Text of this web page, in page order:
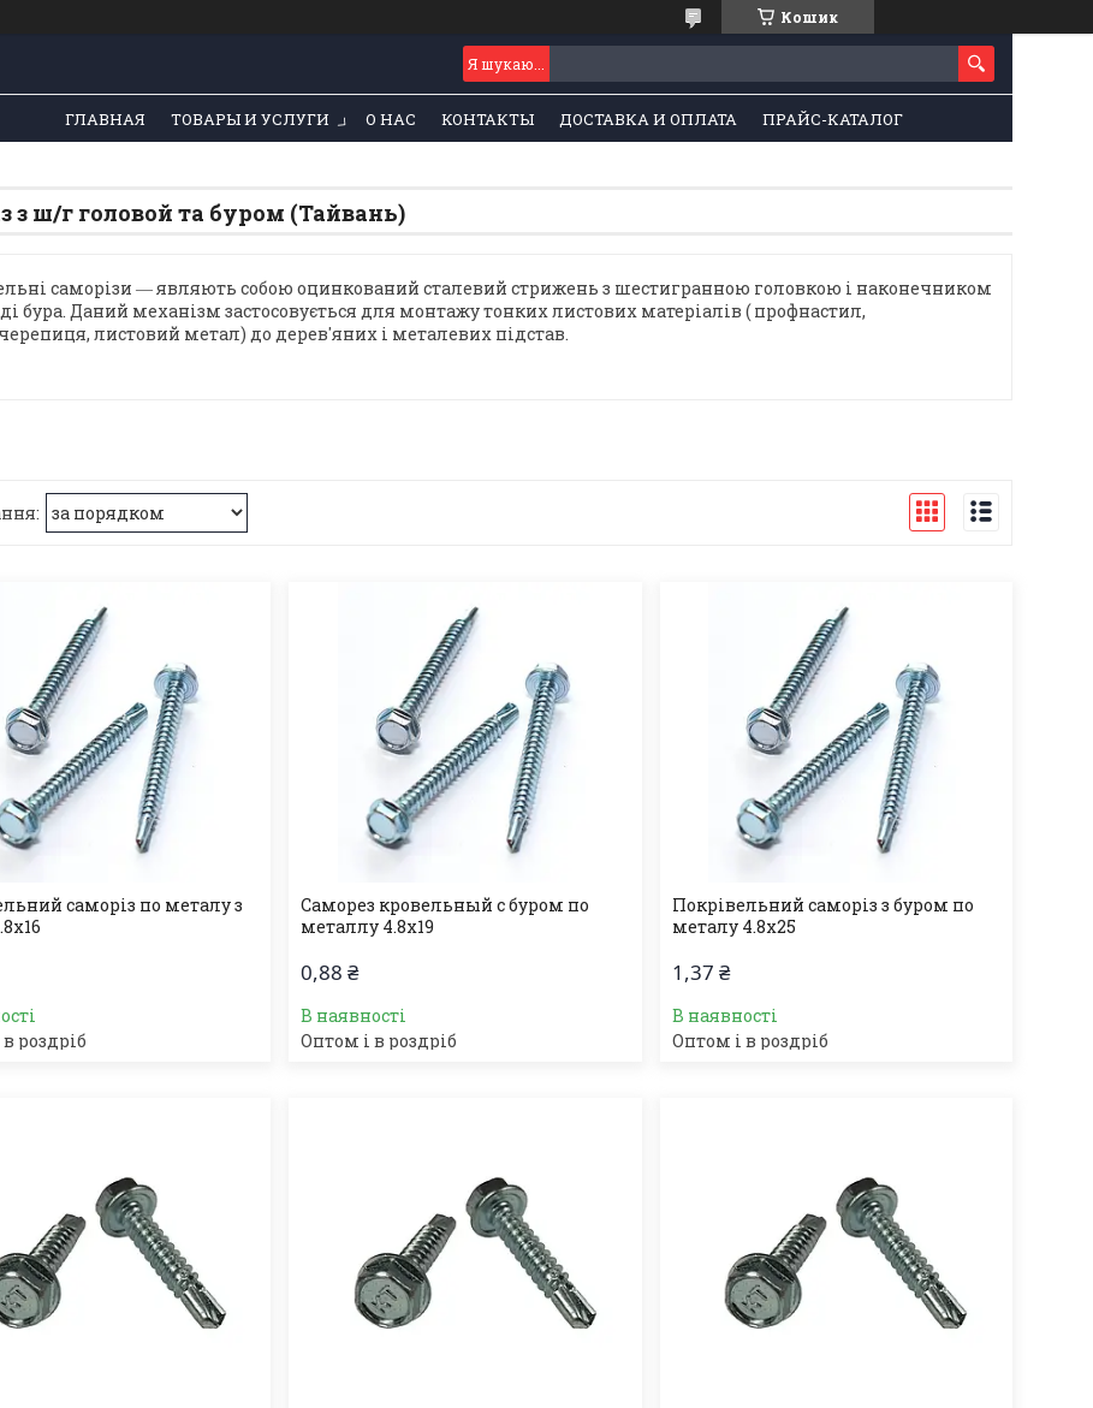
Кошик
ГЛАВНАЯ ТОВАРЫ И УСЛУГИ О НАС КОНТАКТЫ ДОСТАВКА И ОПЛАТА ПРАЙС-КАТАЛОГ
з ш/г головой та буром (Тайвань)
саморізи ― являють собою оцинкований сталевий стрижень з шестигранною головкою і наконечником
бура. Даний механізм застосовується для монтажу тонких листових матеріалів ( профнастил,
листовий метал) до дерев'яних і металевих підстав.
саморіз по металу з
роздріб
Саморез кровельный с буром по
металлу 4.8х19
0,88 ₴
В наявності
Оптом і в роздріб
Покрівельний саморіз з буром по
металу 4.8х25
1,37 ₴
В наявності
Оптом і в роздріб